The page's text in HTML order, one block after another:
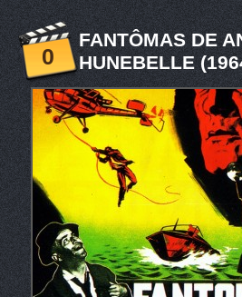
0
FANTÔMAS DE
HUNEBELLE